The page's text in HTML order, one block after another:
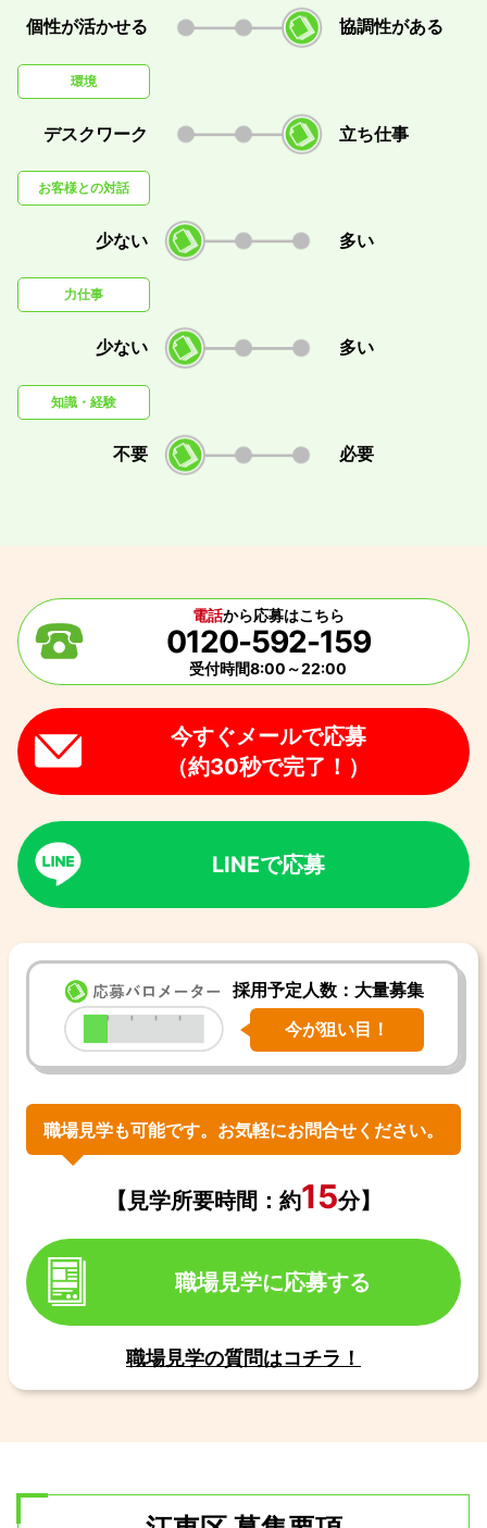
個性が活かせる 協調性がある
環境
デスクワーク 立ち仕事
お客様との対話
少ない 多い
力仕事
少ない 多い
知識・経験
不要 必要
電話から応募はこちら
0120-592-159
受付時間8:00～22:00
今すぐメールで応募
（約30秒で完了！）
LINEで応募
採用予定人数：大量募集
今が狙い目！
職場見学も可能です。お気軽にお問合せください。
【見学所要時間：約15分】
職場見学に応募する
職場見学の質問はコチラ！